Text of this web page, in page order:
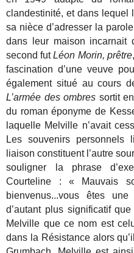
clandestinité, et dans lequel
sa nièce d’adresser la
dans leur maison incarnait
second futLéon Morin, prêtre
fascination d’une veuve
également situé au cours
L’armée des ombres sortit
du roman éponyme de
laquelle Melville n’avait
Les souvenirs
liaison constituent l’autre
souligner la phrase
Courteline : « Mauvais
bienvenus...vous êtes
d’autant plus significatif
Melville que ce nom est
dans la Résistance alors